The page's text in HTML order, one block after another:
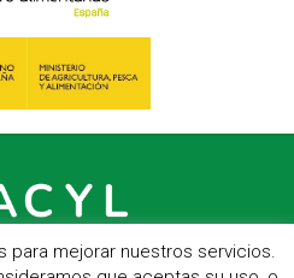
para mejorar nuestros servicios.